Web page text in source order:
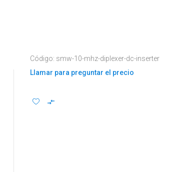
Código: smw-10-mhz-diplexer-dc-inserter
Llamar para preguntar el precio